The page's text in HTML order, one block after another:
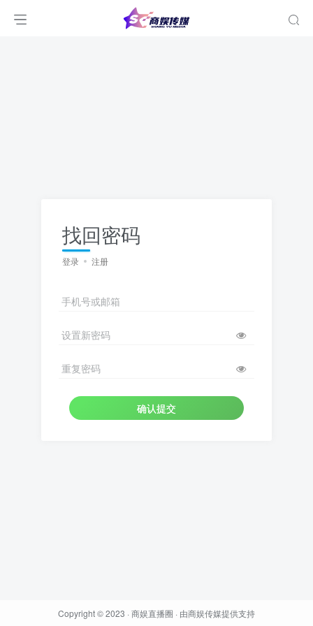
找回密码
登录 注册
手机号或邮箱
设置新密码
重复密码
确认提交
Copyright © 2023 ·商娱直播圈 · 由商娱传媒提供支持